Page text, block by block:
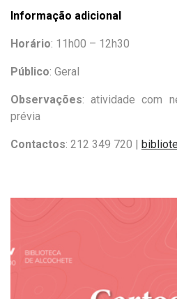
Informação adicional
Horário: 11h00 – 12h30
Público: Geral
Observações: atividade com
prévia
Contactos: 212 349 720 |